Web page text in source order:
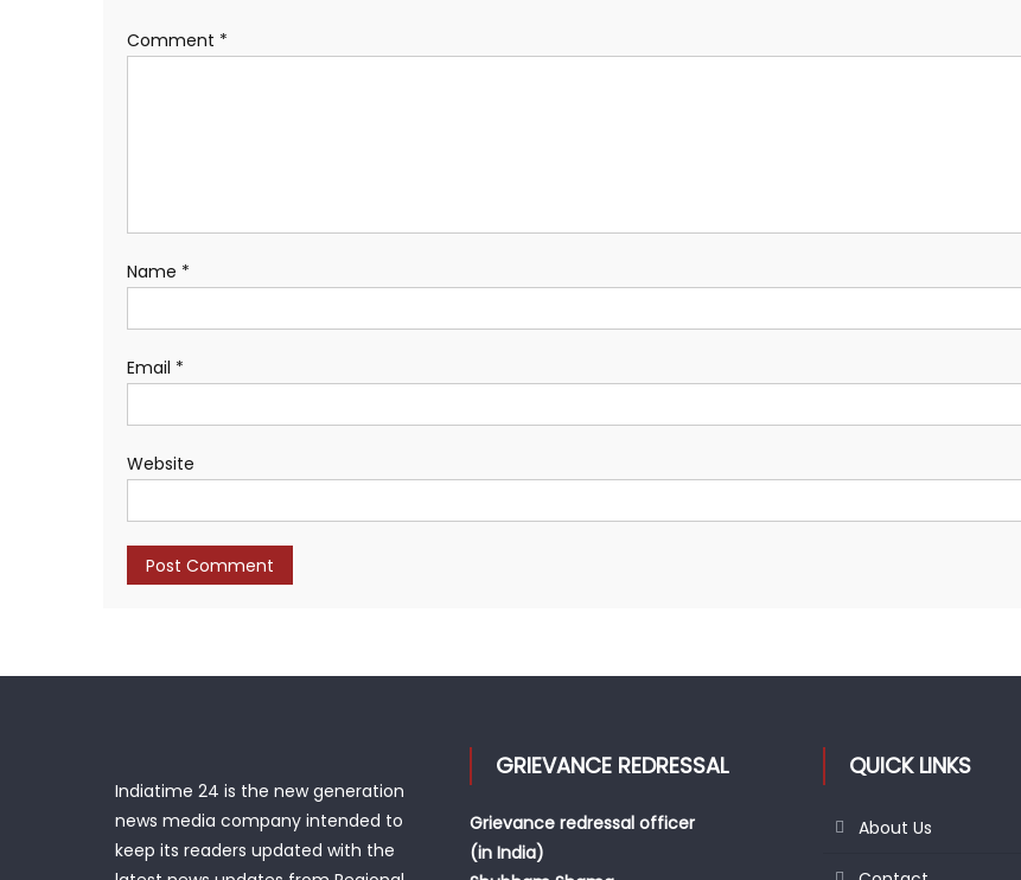
Comment *
Name *
Email *
Website
Indiatime 24 is the new generation
news media company intended to
keep its readers updated with the
GRIEVANCE REDRESSAL
Grievance redressal officer
(in India)
QUICK LINKS
About Us